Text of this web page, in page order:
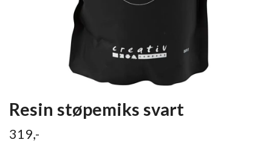
Resin støpemiks svart
319,-